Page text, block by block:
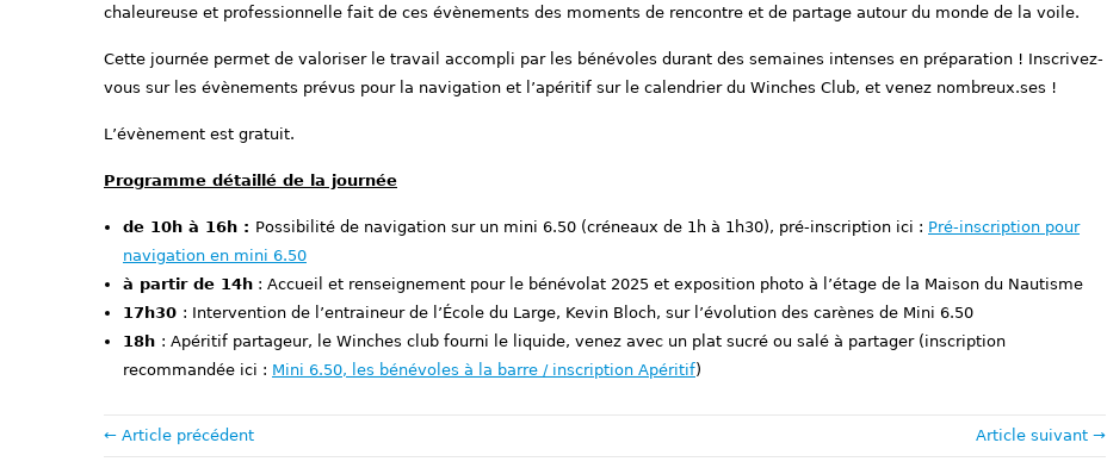
chaleureuse et professionnelle fait de ces évènements des moments de rencontre et de partage autour du monde de la voile.
Cette journée permet de valoriser le travail accompli par les bénévoles durant des semaines intenses en préparation ! Inscrivez-
vous sur les évènements prévus pour la navigation et l’apéritif sur le calendrier du Winches Club, et venez nombreux.ses !
L’évènement est gratuit.
Programme détaillé de la journée
de 10h à 16h : Possibilité de navigation sur un mini 6.50 (créneaux de 1h à 1h30), pré-inscription ici : Pré-inscription pour
navigation en mini 6.50
à partir de 14h : Accueil et renseignement pour le bénévolat 2025 et exposition photo à l’étage de la Maison du Nautisme
17h30 : Intervention de l’entraineur de l’École du Large, Kevin Bloch, sur l’évolution des carènes de Mini 6.50
18h : Apéritif partageur, le Winches club fourni le liquide, venez avec un plat sucré ou salé à partager (inscription
recommandée ici : Mini 6.50, les bénévoles à la barre / inscription Apéritif)
← Article précédent Article suivant →